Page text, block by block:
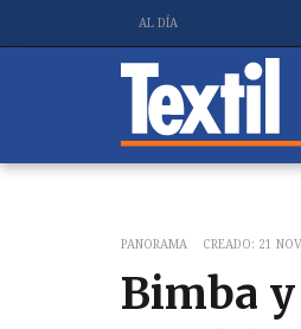
AL DÍA
PANORAMA CREADO: 21
Bimba